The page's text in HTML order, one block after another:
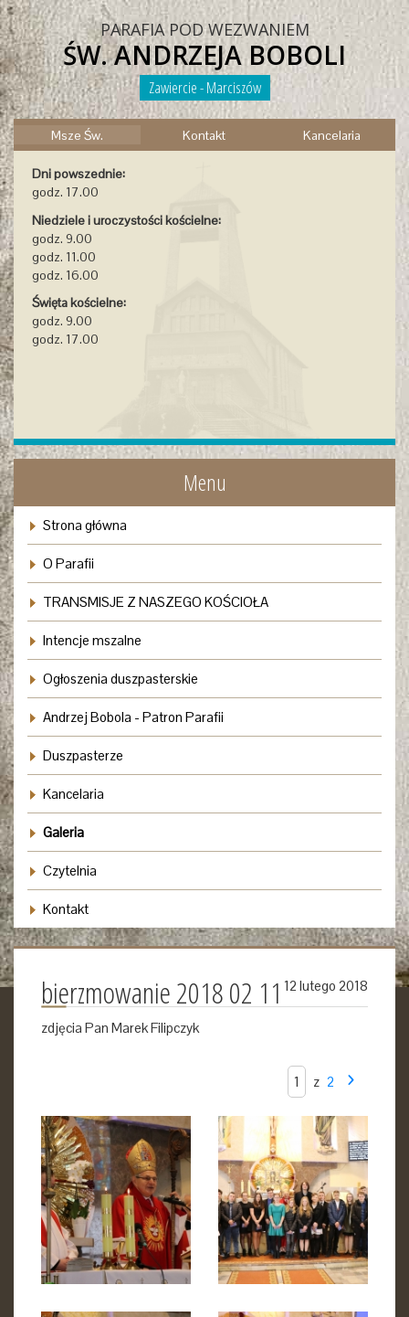
PARAFIA POD WEZWANIEM
ŚW. ANDRZEJA BOBOLI
Zawiercie - Marciszów
Msze Św. Kontakt Kancelaria
Dni powszednie:
godz. 17.00
Niedziele i uroczystości kościelne:
godz. 9.00
godz. 11.00
godz. 16.00
Święta kościelne:
godz. 9.00
godz. 17.00
Menu
Strona główna
O Parafii
TRANSMISJE Z NASZEGO KOŚCIOŁA
Intencje mszalne
Ogłoszenia duszpasterskie
Andrzej Bobola - Patron Parafii
Duszpasterze
Kancelaria
Galeria
Czytelnia
Kontakt
12 lutego 2018
bierzmowanie 2018 02 11
zdjęcia Pan Marek Filipczyk
z 2